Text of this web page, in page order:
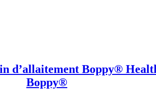
d’allaitement Boppy®
Boppy®